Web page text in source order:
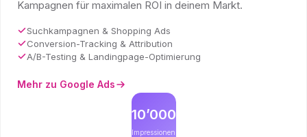
Kampagnen für maximalen ROI in deinem Markt.
Suchkampagnen & Shopping Ads
Conversion-Tracking & Attribution
A/B-Testing & Landingpage-Optimierung
Mehr zu Google Ads
10’000
Impressionen